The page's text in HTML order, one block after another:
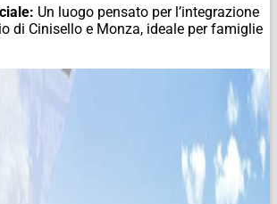
Un luogo pensato per l’integrazione
di Cinisello e Monza, ideale per famiglie